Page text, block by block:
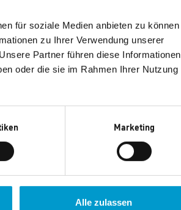
für soziale Medien anbieten zu können
zu Ihrer Verwendung unserer
Partner führen diese Informationen
oder die sie im Rahmen Ihrer Nutzung
Marketing
Alle zulassen